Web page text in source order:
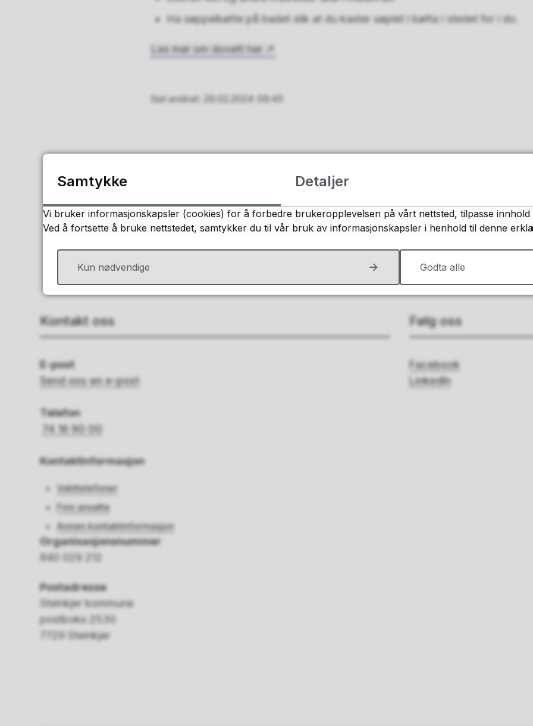
Ha søppelbøtte på badet slik at du kaster søplet i bøtta i stedet for i do.
Les mer om dovett her
Sist endret 29.02.2024 09:45
Fant du det du lette etter?
Ja Nei
Kontakt oss
E-post
Send oss en e-post
Telefon
74 16 90 00
Kontaktinformasjon
Vakttelefoner
Finn ansatte
Annen kontaktinformasjon
Organisasjonsnummer
840 029 212
Postadresse
Steinkjer kommune
postboks 2530
7729 Steinkjer
Følg oss
Facebook
LinkedIn
Samtykke Detaljer
Vi bruker informasjonskapsler (cookies) for å forbedre brukeropplevelsen på vårt nettsted, tilpasse
Ved å fortsette å bruke nettstedet, samtykker du til vår bruk av informasjonskapsler i henhold til denne
Kun nødvendige Godta alle